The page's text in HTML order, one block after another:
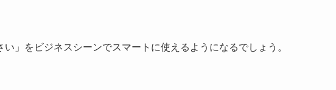
」をビジネスシーンでスマートに使えるようになるでしょう。